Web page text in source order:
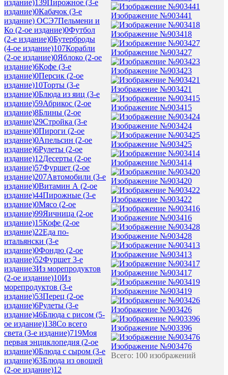
издание)139Пирожное (3-е
издание)0Кабачок (3-е
издание) ОСЭ7Пельмени и
Ко (2-ое издание)0Футбол
(2-е издание)0Бутерброды
(4-ое издание)107Корабли
(2-ое издание)0Яблоко (2-ое
издание)6Кофе (3-е
издание)0Персик (2-ое
издание)10Торты (3-е
издание)0Блюда из яиц (3-е
издание)59Абрикос (2-ое
издание)8Блины (2-ое
издание)29Стройка (3-е
издание)0Пироги (2-ое
издание)0Апельсин (2-ое
издание)6Рулеты (2-ое
издание)12Десерты (2-ое
издание)57Фуршет (2-ое
издание)207Автомобили (3-е
издание)0Витамин А (2-ое
издание)44Пирожные (3-е
издание)0Мясо (2-ое
издание)99Яичница (2-ое
издание)15Кофе (2-ое
издание)22Еда по-
итальянски (3-е
издание)0Фондю (2-ое
издание)52Фуршет 3-е
издание3Из морепродуктов
(2-ое издание)10Из
морепродуктов (3-е
издание)53Перец (2-ое
издание)6Рулеты (3-е
издание)46Блюда с рисом (5-
ое издание)138Со всего
света (3-е издание)719Моя
первая энциклопедия (2-ое
издание)0Блюда с сыром (3-е
издание)63Блюда из овощей
(2-ое издание)12
Изображение №903441
Изображение №903418
Изображение №903427
Изображение №903423
Изображение №903421
Изображение №903415
Изображение №903424
Изображение №903425
Изображение №903414
Изображение №903420
Изображение №903422
Изображение №903416
Изображение №903428
Изображение №903413
Изображение №903417
Изображение №903419
Изображение №903426
Изображение №903396
Изображение №903476
Всего: 100 изображений